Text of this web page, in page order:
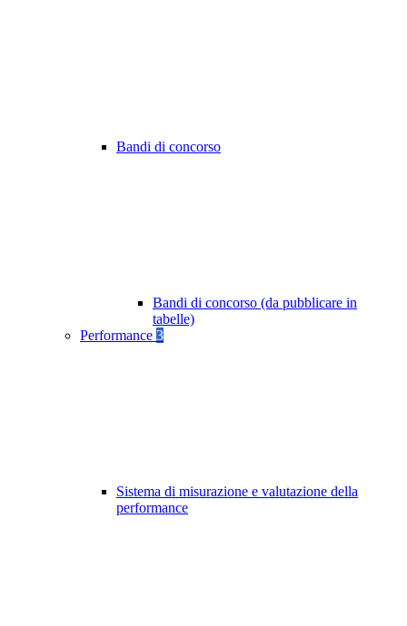
Bandi di concorso
Bandi di concorso (da pubblicare in
tabelle)
Performance 3
Sistema di misurazione e valutazione della
performance